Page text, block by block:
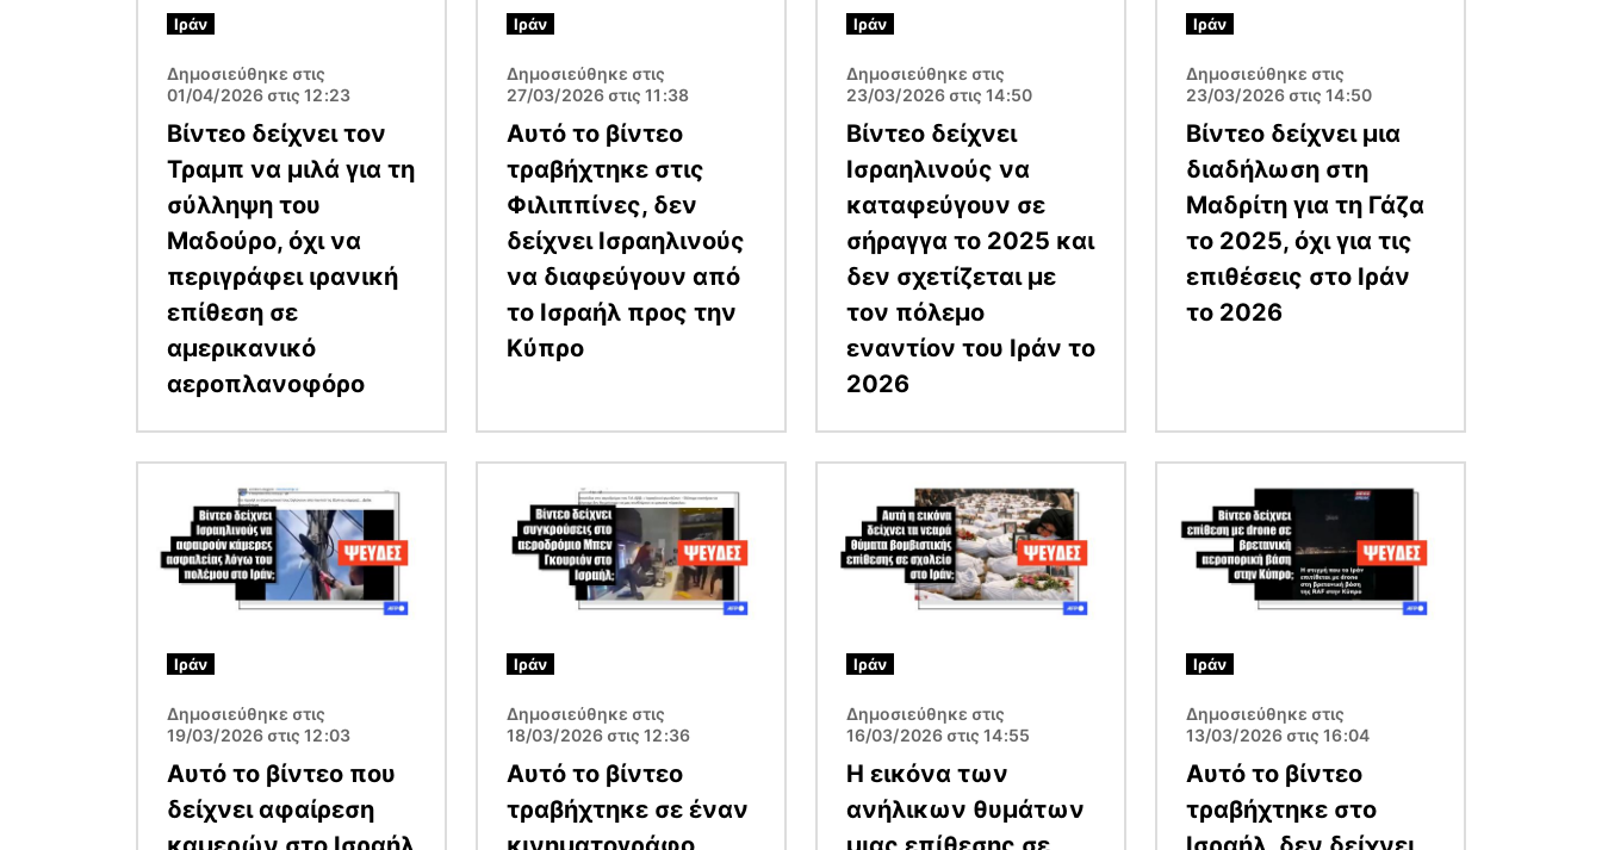
Ιράν
Δημοσιεύθηκε στις
01/04/2026 στις 12:23
Βίντεο δείχνει τον
Τραμπ να μιλά για τη
σύλληψη του
Μαδούρο, όχι να
περιγράφει ιρανική
επίθεση σε
αμερικανικό
αεροπλανοφόρο
Ιράν
Δημοσιεύθηκε στις
27/03/2026 στις 11:38
Αυτό το βίντεο
τραβήχτηκε στις
Φιλιππίνες, δεν
δείχνει Ισραηλινούς
να διαφεύγουν από
το Ισραήλ προς την
Κύπρο
Ιράν
Δημοσιεύθηκε στις
23/03/2026 στις 14:50
Βίντεο δείχνει
Ισραηλινούς να
καταφεύγουν σε
σήραγγα το 2025 και
δεν σχετίζεται με
τον πόλεμο
εναντίον του Ιράν το
2026
Ιράν
Δημοσιεύθηκε στις
23/03/2026 στις 14:50
Βίντεο δείχνει μια
διαδήλωση στη
Μαδρίτη για τη Γάζα
το 2025, όχι για τις
επιθέσεις στο Ιράν
το 2026
Ιράν
Δημοσιεύθηκε στις
19/03/2026 στις 12:03
Αυτό το βίντεο που
δείχνει αφαίρεση
Ιράν
Δημοσιεύθηκε στις
18/03/2026 στις 12:36
Αυτό το βίντεο
τραβήχτηκε σε έναν
Ιράν
Δημοσιεύθηκε στις
16/03/2026 στις 14:55
Η εικόνα των
ανήλικων θυμάτων
Ιράν
Δημοσιεύθηκε στις
13/03/2026 στις 16:04
Αυτό το βίντεο
τραβήχτηκε στο